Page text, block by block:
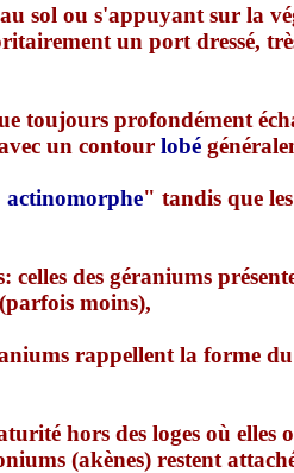
sol ou s'appuyant sur la
un port dressé,
toujours profondément
un contourlobé
actinomorphe" tandis que
des géraniums
moins),
rappellent la forme
hors des loges où
(akènes) restent